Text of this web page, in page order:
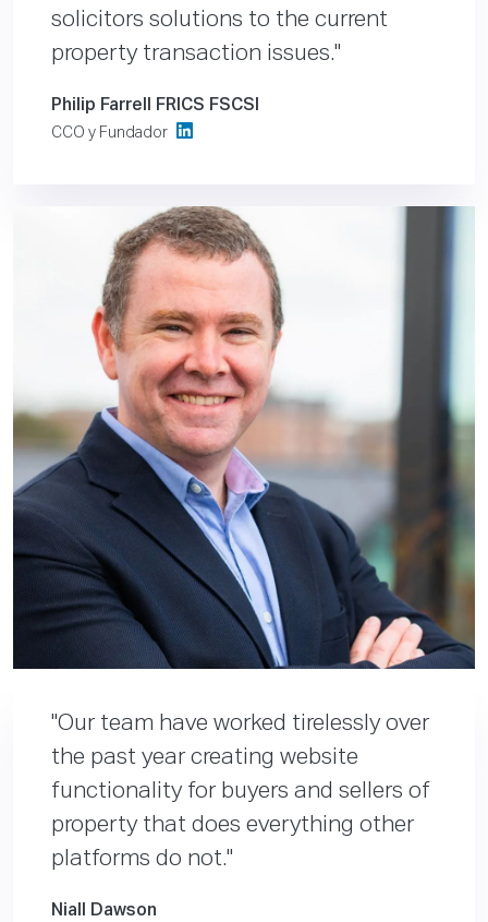
solicitors solutions to the current
property transaction issues.
Philip Farrell FRICS FSCSI
CCO y Fundador
Our team have worked tirelessly over
the past year creating website
functionality for buyers and sellers of
property that does everything other
platforms do not.
Niall Dawson